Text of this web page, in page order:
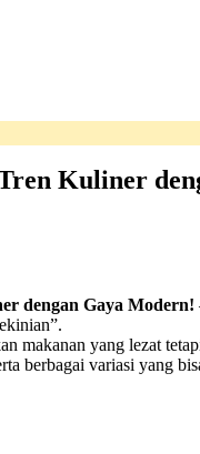
Kuliner
dengan Gaya Modern!
makanan yang lezat
berbagai variasi yang